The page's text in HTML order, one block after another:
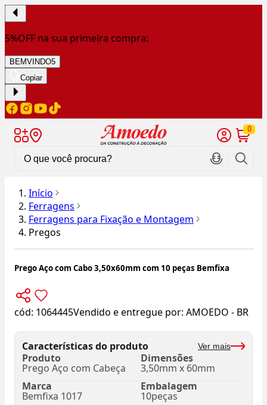
5%OFF na sua primeira compra:
BEMVINDO5
Copiar
0
Início
Ferragens
Ferragens para Fixação e Montagem
Pregos
Prego Aço com Cabo 3,50x60mm com 10 peças Bemfixa
cód: 1064445Vendido e entregue por: AMOEDO - BR
Características do produto Ver mais
Produto
Prego Aço com Cabeça
Dimensões
3,50mm x 60mm
Marca
Bemfixa 1017
Embalagem
10peças